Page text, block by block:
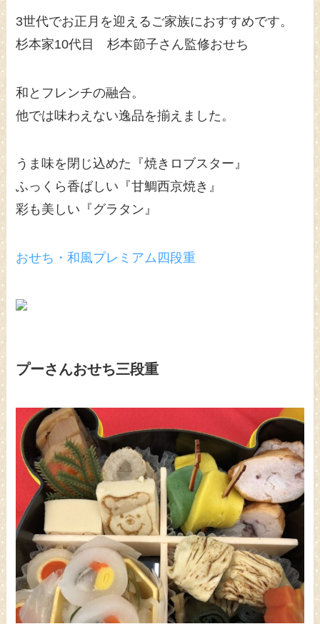
3世代でお正月を迎えるご家族におすすめです。
杉本家10代目 杉本節子さん監修おせち
和とフレンチの融合。
他では味わえない逸品を揃えました。
うま味を閉じ込めた『焼きロブスター』
ふっくら香ばしい『甘鯛西京焼き』
彩も美しい『グラタン』
おせち・和風プレミアム四段重
プーさんおせち三段重